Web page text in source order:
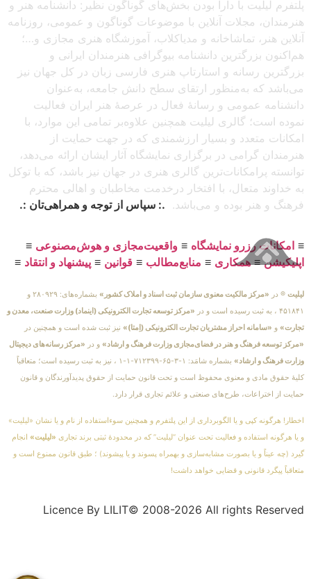
پلتفرم لیلیت با دارا بودن بخش‌های گوناگون نظیر: دانشنامه هنر و
هنرمندان، مجلات آنلاین با موضوعات گوناگون و عمومی، روزنامه
آنلاین هنر، تماشاخانه و مدیاکلاب، آموزشگاه هنری مجازی و…؛
هم‌اکنون بزرگترین دانشنامه بیوگرافی هنرمندان ایرانی و
بزرگترین رسانه و استارتاپ هنری فارسی زبان در کل جهان نیز
می‌باشد که به‌منظور ارتقای سطح دانش جامعه، به‌عنوان
دانشنامه عمومی و رسانهٔ فعال در عرصهٔ هنر ایران فعالیت
نموده است؛ گالری لیلیت همچنین علاوه‌بر تمامی این موارد، با
امکانات متعدد و بسیار ارزشمندی که در جهت حمایت از
هنرمندان گرامی در برگزاری نمایشگاه آثار ایشان ارائه می‌دهد،
توانسته پرامکانات‌ترین گالری هنری در جهان نیز باشد، که با توکل
به خداوند متعال، با افتخار درخدمت مخاطبان و اهالی محترم
فرهنگ و هنر بوده و می‌باشد. .: سپاس از توجه و همراهی‌تان :.
≡ امکانات رزرو نمایشگاه ≡ واقعیت‌مجازی و هوش‌مصنوعی ≡
اپلیکیشن≡همکاری ≡ منابع‌مطالب ≡ قوانین ≡ پیشنهاد و انتقاد ≡
لیلیت ® در «مرکز مالکیت معنوی سازمان ثبت اسناد و املاک کشور»
بشماره‌های: ۲۸۰۹۲۹ و
۴۵۱۸۴۱ ، به ثبت رسیده است و در
«مرکز توسعه تجارت الکترونیکی (اینماد) وزارت صنعت، معدن و
تجارت» و «سامانه احراز مشتریان تجارت الکترونیکی (اِمتا)» نیز ثبت شده است و همچنین در
«مرکز توسعه فرهنگ و هنر در فضای‌مجازی وزارت فرهنگ و ارشاد» و در «مرکز رسانه‌های دیجیتال
وزارت فرهنگ و ارشاد»
بشماره شامَد: ۱-۳-۶۵-۷۱۲۳۹۹-۱-۱ ، نیز به ثبت رسیده است؛ متعاقباً
کلیهٔ حقوق مادی و معنوی محفوظ است و تحت قانون حمایت از حقوق پدیدآورندگان و قانون
حمایت از اختراعات، طرح‌های صنعتی و علائم تجاری قرار دارد.
اخطار! هرگونه کپی و یا الگوبرداری از این پلتفرم و همچنین سوءاستفاده از نام و یا نشان «لیلیت»
و یا هرگونه استفاده و فعالیت تحت عنوان “لیلیت” که در محدودهٔ ثبتی برند تجاری «لیلیت» انجام
گیرد (چه عیناً و یا بصورت مشابه‌سازی و بهمراه پسوند و یا پیشوند) ؛ طبق قانون ممنوع است و
متعاقباً پیگرد قانونی و قضایی خواهد داشت!
Licence By LILIT© 2008-2026 All rights Reserved